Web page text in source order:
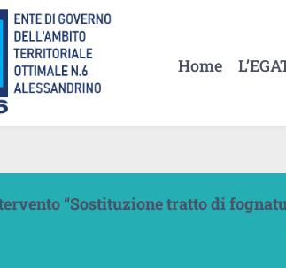
Home
“Sostituzione tratto di